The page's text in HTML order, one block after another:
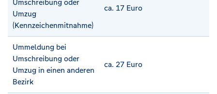
Umschreibung oder
Umzug
(Kennzeichenmitnahme)
ca. 17 Euro
Ummeldung bei
Umschreibung oder
Umzug in einen anderen
Bezirk
ca. 27 Euro